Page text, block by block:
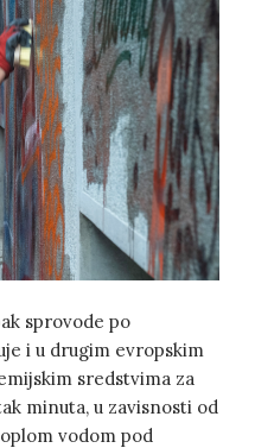
sprovode po
i u drugim evropskim
sredstvima za
minuta, u zavisnosti od
vodom pod